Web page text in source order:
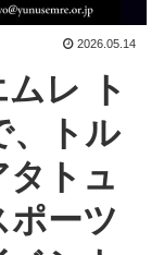
2026.05.14
レ ト
、トル
タトュ
ポーツ